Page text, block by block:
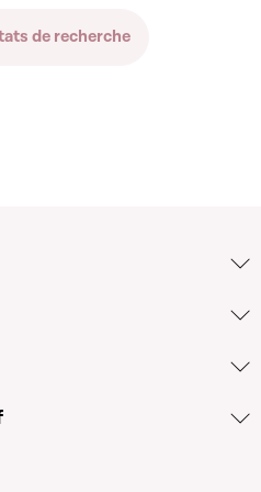
de recherche